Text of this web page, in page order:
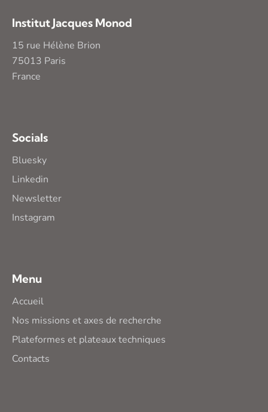
Institut Jacques Monod
15 rue Hélène Brion
75013 Paris
France
Socials
Bluesky
Linkedin
Newsletter
Instagram
Menu
Accueil
Nos missions et axes de recherche
Plateformes et plateaux techniques
Contacts